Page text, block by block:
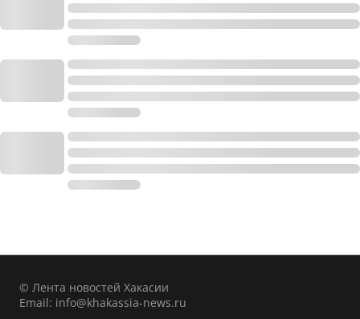
© Лента новостей Хакасии
Email: info@khakassia-news.ru